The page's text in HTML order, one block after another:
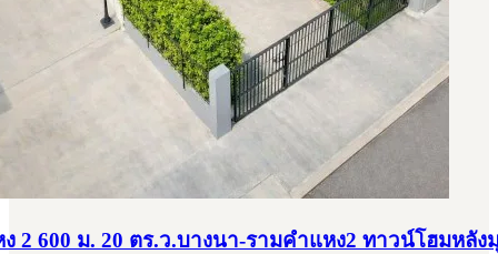
2 600 ม. 20 ตร.ว.บางนา-รามคำแหง2 ทาวน์โฮมหลัง